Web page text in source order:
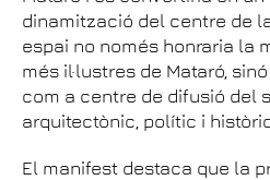
dinamització del centre de
espai no només honraria la
més il·lustres de Mataró,
com a centre de difusió del
arquitectònic, polític i
El manifest destaca que la